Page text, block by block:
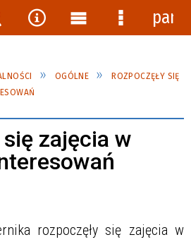
OGÓLNE
ROZPOCZĘŁY SIĘ
się zajęcia w
rozpoczęły się zajęcia w
Narzędzia
MenuMenu